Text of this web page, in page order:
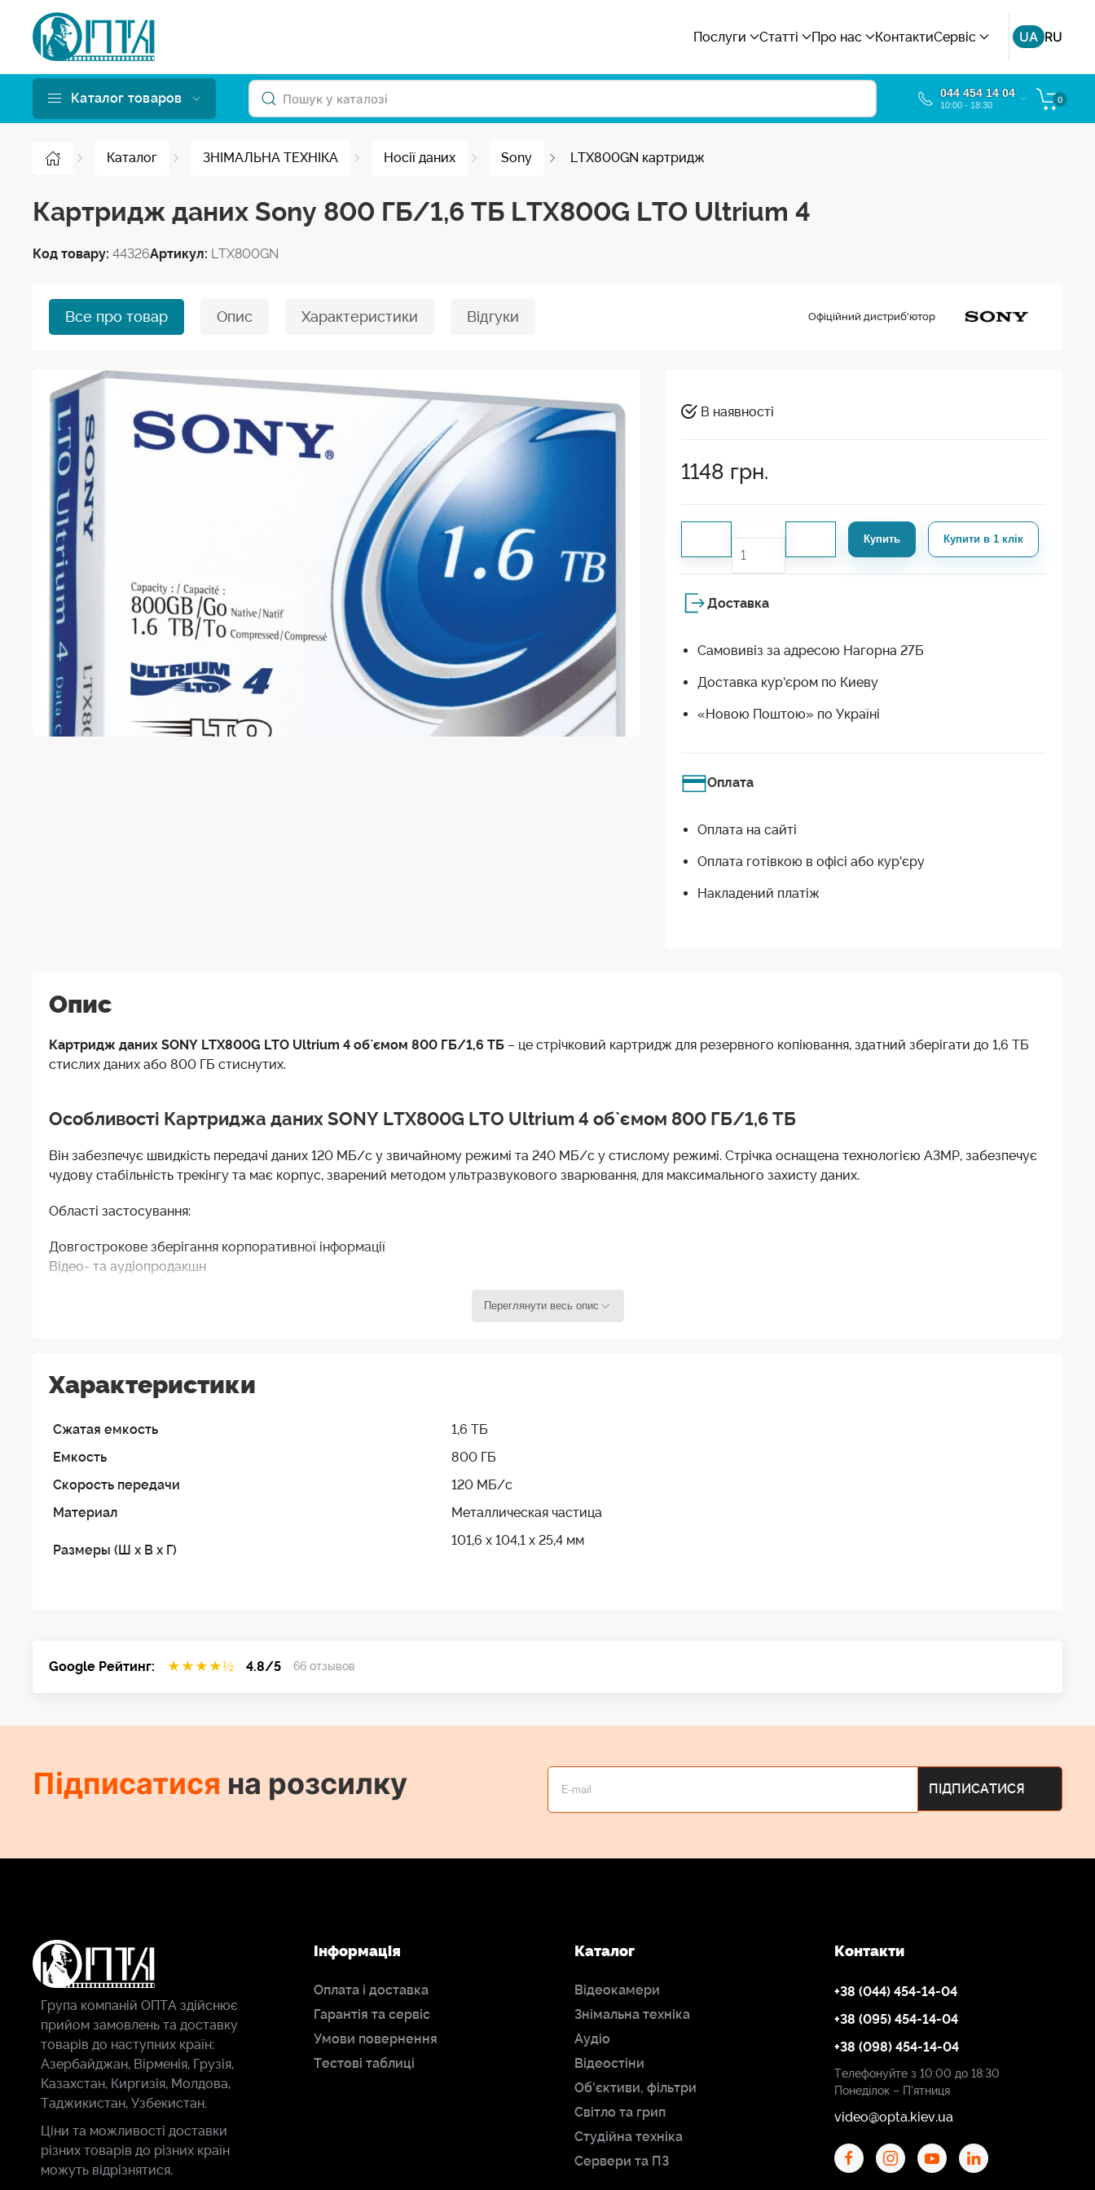
Послуги Статті Про нас КонтактиСервіс UA RU
Каталог товаров 044 454 14 04
10:00 - 18:30
0
Каталог ЗНІМАЛЬНА ТЕХНІКА Носії даних Sony LTX800GN картридж
Картридж даних Sony 800 ГБ/1,6 ТБ LTX800G LTO Ultrium 4
Код товару: 44326Артикул: LTX800GN
Все про товар Опис Характеристики Відгуки Офіційний дистриб'ютор
В наявності
1148 грн.
Купить Купити в 1 клік
Доставка
Самовивіз за адресою Нагорна 27Б
Доставка кур'єром по Киеву
«Новою Поштою» по Україні
Оплата
Оплата на сайті
Оплата готівкою в офісі або кур'єру
Накладений платіж
Опис
Картридж даних SONY LTX800G LTO Ultrium 4 об`ємом 800 ГБ/1,6 ТБ – це стрічковий картридж для резервного копіювання, здатний зберігати до 1,6 ТБ
стислих даних або 800 ГБ стиснутих.
Особливості Картриджа даних SONY LTX800G LTO Ultrium 4 об`ємом 800 ГБ/1,6 ТБ
Він забезпечує швидкість передачі даних 120 МБ/с у звичайному режимі та 240 МБ/с у стислому режимі. Стрічка оснащена технологією A3MP, забезпечує
чудову стабільність трекінгу та має корпус, зварений методом ультразвукового зварювання, для максимального захисту даних.
Області застосування:
Довгострокове зберігання корпоративної інформації
Відео- та аудіопродакшн
Основні властивості
800 ГБ несжатої ємності
Переглянути весь опис
Характеристики
Сжатая емкость
1,6 ТБ
Емкость
800 ГБ
Скорость передачи
120 МБ/с
Материал
Металлическая частица
Размеры (Ш x В x Г)
101,6 x 104,1 x 25,4 мм
Google Рейтинг: ★ ★ ★ ★½ 4.8/5 66 отзывов
Підписатися на розсилку
Група компаній ОПТА здійснює
прийом замовлень та доставку
товарів до наступних країн:
Азербайджан, Вірменія, Грузія,
Казахстан, Киргизія, Молдова,
Таджикистан, Узбекистан.
Ціни та можливості доставки
різних товарів до різних країн
можуть відрізнятися.
Інформація
Оплата і доставка
Гарантія та сервіс
Умови повернення
Тестові таблиці
Каталог
Відеокамери
Знімальна техніка
Аудіо
Відеостіни
Об'єктиви, фільтри
Світло та грип
Студійна техніка
Сервери та ПЗ
Контакти
+38 (044) 454-14-04
+38 (095) 454-14-04
+38 (098) 454-14-04
Телефонуйте з 10:00 до 18:30
Понеділок – П'ятниця
video@opta.kiev.ua